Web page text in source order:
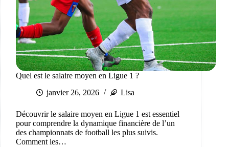
Quel est le salaire moyen en Ligue 1 ?
janvier 26, 2026
Lisa
Découvrir le salaire moyen en Ligue 1 est essentiel
pour comprendre la dynamique financière de l’un
des championnats de football les plus suivis.
Comment les…